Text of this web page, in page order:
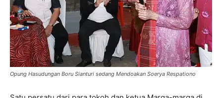
Opung Hasudungan Boru Sianturi sedang Mendoakan Soerya Respationo